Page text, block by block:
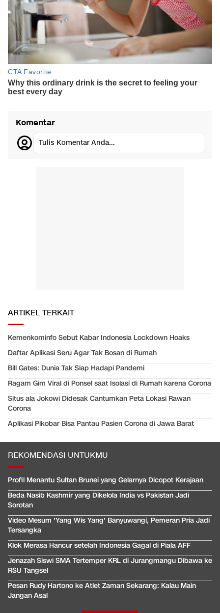
Komentar
Tulis Komentar Anda...
ARTIKEL TERKAIT
Kemenkominfo Sebut Kabar Indonesia Lockdown Hoaks
Daftar Aplikasi Seru Agar Tak Bosan di Rumah
Bill Gates: Dunia Tak Siap Hadapi Pandemi
Ragam Gim Viral di Ponsel saat Isolasi di Rumah karena Corona
Situs ala Jokowi Didesak Cantumkan Peta Lokasi Rawan
Corona
Aplikasi Pikobar Bisa Pantau Pasien Corona di Jawa Barat
REKOMENDASI UNTUKMU
Profil Menantu Sultan Brunei yang Gelarnya Dicopot Kerajaan
Beda Nasib Kashmir yang Dikelola India vs Pakistan Jadi
Sorotan
Video Mesum 'Yang Wis Yang' Banyuwangi, Pemeran Pria Jadi
Tersangka
Klok Merasa Hancur setelah Indonesia Gagal di Piala AFF
Jenazah Siswi SMA Tertemper KRL di Jurangmangu Dibawa ke
RSU Tangsel
Pesan Rudy Hartono ke Atlet Zaman Sekarang: Kalau Main
Jangan Asal